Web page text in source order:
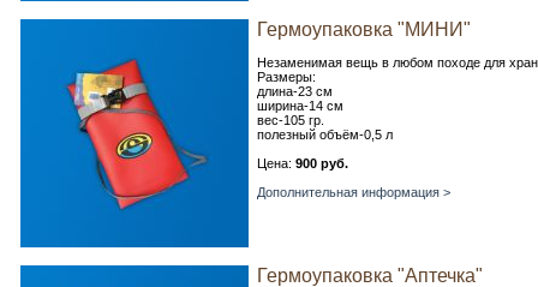
Гермоупаковка "МИНИ"
Незаменимая вещь в любом походе для
Размеры:
длина-23 см
ширина-14 см
вес-105 гр.
полезный объём-0,5 л
Цена: 900 руб.
Дополнительная информация >
Гермоупаковка "Аптечка"